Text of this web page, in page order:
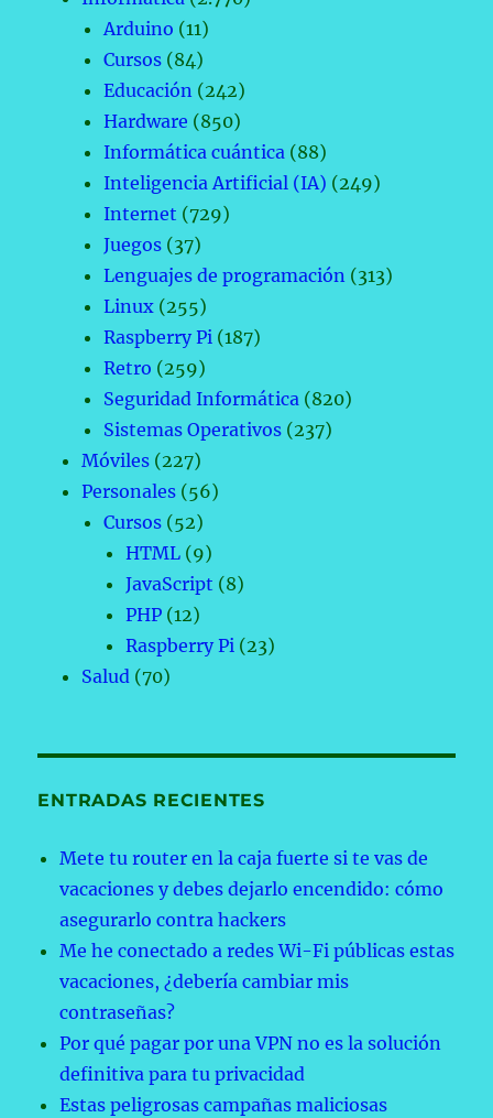
Arduino (11)
Cursos (84)
Educación (242)
Hardware (850)
Informática cuántica (88)
Inteligencia Artificial (IA) (249)
Internet (729)
Juegos (37)
Lenguajes de programación (313)
Linux (255)
Raspberry Pi (187)
Retro (259)
Seguridad Informática (820)
Sistemas Operativos (237)
Móviles (227)
Personales (56)
Cursos (52)
HTML (9)
JavaScript (8)
PHP (12)
Raspberry Pi (23)
Salud (70)
ENTRADAS RECIENTES
Mete tu router en la caja fuerte si te vas de
vacaciones y debes dejarlo encendido: cómo
asegurarlo contra hackers
Me he conectado a redes Wi-Fi públicas estas
vacaciones, ¿debería cambiar mis
contraseñas?
Por qué pagar por una VPN no es la solución
definitiva para tu privacidad
Estas peligrosas campañas maliciosas